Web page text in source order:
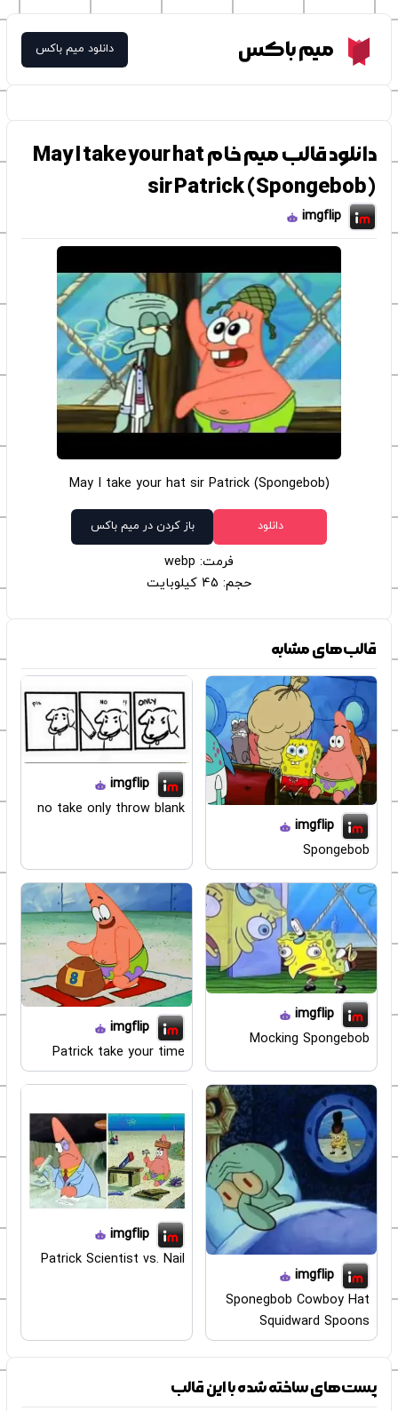
Meme Boxمیم باکس دانلود میم باکس
دانلود قالب میم خام May I take your hat
sir Patrick (Spongebob)
imgflip
May I take your hat sir Patrick (Spongebob)
دانلود باز کردن در میم باکس
فرمت: webp
حجم: 45 کیلوبایت
قالب‌های مشابه
imgflip
Spongebob
imgflip
no take only throw blank
imgflip
Mocking Spongebob
imgflip
Patrick take your time
imgflip
Sponegbob Cowboy Hat
Squidward Spoons
imgflip
Patrick Scientist vs. Nail
پست‌های ساخته شده با این قالب